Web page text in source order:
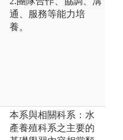
通、服務等能力培
養。
本系與相關科系：水
產養殖科系之主要的